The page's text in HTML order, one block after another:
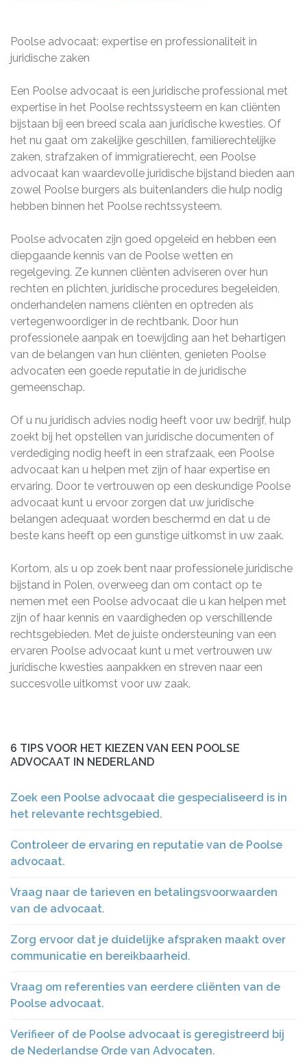
Poolse advocaat: expertise en professionaliteit in
juridische zaken
Een Poolse advocaat is een juridische professional met
expertise in het Poolse rechtssysteem en kan cliënten
bijstaan bij een breed scala aan juridische kwesties. Of
het nu gaat om zakelijke geschillen, familierechtelijke
zaken, strafzaken of immigratierecht, een Poolse
advocaat kan waardevolle juridische bijstand bieden aan
zowel Poolse burgers als buitenlanders die hulp nodig
hebben binnen het Poolse rechtssysteem.
Poolse advocaten zijn goed opgeleid en hebben een
diepgaande kennis van de Poolse wetten en
regelgeving. Ze kunnen cliënten adviseren over hun
rechten en plichten, juridische procedures begeleiden,
onderhandelen namens cliënten en optreden als
vertegenwoordiger in de rechtbank. Door hun
professionele aanpak en toewijding aan het behartigen
van de belangen van hun cliënten, genieten Poolse
advocaten een goede reputatie in de juridische
gemeenschap.
Of u nu juridisch advies nodig heeft voor uw bedrijf, hulp
zoekt bij het opstellen van juridische documenten of
verdediging nodig heeft in een strafzaak, een Poolse
advocaat kan u helpen met zijn of haar expertise en
ervaring. Door te vertrouwen op een deskundige Poolse
advocaat kunt u ervoor zorgen dat uw juridische
belangen adequaat worden beschermd en dat u de
beste kans heeft op een gunstige uitkomst in uw zaak.
Kortom, als u op zoek bent naar professionele juridische
bijstand in Polen, overweeg dan om contact op te
nemen met een Poolse advocaat die u kan helpen met
zijn of haar kennis en vaardigheden op verschillende
rechtsgebieden. Met de juiste ondersteuning van een
ervaren Poolse advocaat kunt u met vertrouwen uw
juridische kwesties aanpakken en streven naar een
succesvolle uitkomst voor uw zaak.
6 TIPS VOOR HET KIEZEN VAN EEN POOLSE
ADVOCAAT IN NEDERLAND
Zoek een Poolse advocaat die gespecialiseerd is in
het relevante rechtsgebied.
Controleer de ervaring en reputatie van de Poolse
advocaat.
Vraag naar de tarieven en betalingsvoorwaarden
van de advocaat.
Zorg ervoor dat je duidelijke afspraken maakt over
communicatie en bereikbaarheid.
Vraag om referenties van eerdere cliënten van de
Poolse advocaat.
Verifieer of de Poolse advocaat is geregistreerd bij
de Nederlandse Orde van Advocaten.